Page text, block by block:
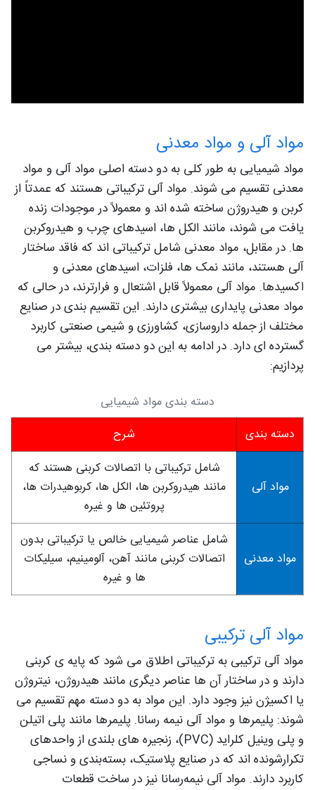
مواد آلی و مواد معدنی
مواد شیمیایی به‌ طور کلی به دو دسته اصلی مواد آلی و مواد
معدنی تقسیم می‌ شوند. مواد آلی ترکیباتی هستند که عمدتاً از
کربن و هیدروژن ساخته شده‌ اند و معمولاً در موجودات زنده
یافت می‌ شوند، مانند الکل‌ ها، اسیدهای چرب و هیدروکربن‌
ها. در مقابل، مواد معدنی شامل ترکیباتی‌ اند که فاقد ساختار
آلی هستند، مانند نمک‌ ها، فلزات، اسیدهای معدنی و
اکسیدها. مواد آلی معمولاً قابل اشتعال و فرارترند، در حالی که
مواد معدنی پایداری بیشتری دارند. این تقسیم‌ بندی در صنایع
مختلف از جمله داروسازی، کشاورزی و شیمی صنعتی کاربرد
گسترده‌ ای دارد. در ادامه به این دو دسته بندی، بیشتر می
پردازیم:
دسته بندی مواد شیمیایی
دسته بندی
شرح
مواد آلی
شامل ترکیباتی با اتصالات کربنی هستند که
مانند هیدروکربن ها، الکل ها، کربوهیدرات ها،
پروتئین ها و غیره
مواد معدنی
شامل عناصر شیمیایی خالص یا ترکیباتی بدون
اتصالات کربنی مانند آهن، آلومینیم، سیلیکات
ها و غیره
مواد آلی ترکیبی
مواد آلی ترکیبی به ترکیباتی اطلاق می‌ شود که پایه‌ ی کربنی
دارند و در ساختار آن‌ ها عناصر دیگری مانند هیدروژن، نیتروژن
یا اکسیژن نیز وجود دارد. این مواد به دو دسته مهم تقسیم می‌
شوند: پلیمرها و مواد آلی نیمه‌ رسانا. پلیمرها مانند پلی‌ اتیلن
و پلی‌ وینیل کلراید (PVC)، زنجیره‌ های بلندی از واحدهای
تکرارشونده‌ اند که در صنایع پلاستیک، بسته‌بندی و نساجی
کاربرد دارند. مواد آلی نیمه‌رسانا نیز در ساخت قطعات